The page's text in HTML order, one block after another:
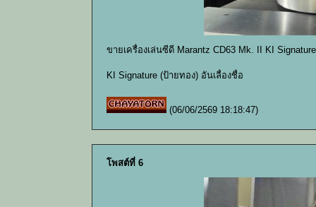
ขายเครื่องเล่นซีดี Marantz CD63 Mk. II KI
KI Signature (ป้ายทอง) อันเลื่องชื่อ
(06/06/2569 18:18:47)
โพสต์ที่ 6